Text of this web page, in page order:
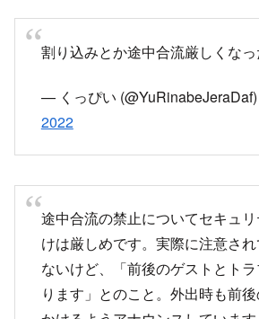
— くっぴい (@YuRinabeJeraDaf)
2022
ないけど、「前後のゲストとトラ
ります」とのこと。外出時も前
かけるようアナウンスしています
#TDR_now